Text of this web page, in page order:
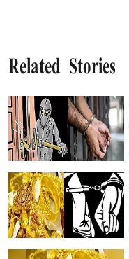
Related Stories